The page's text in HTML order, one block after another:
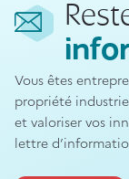
Vous êtes
propriété
et valoriser vos
lettre